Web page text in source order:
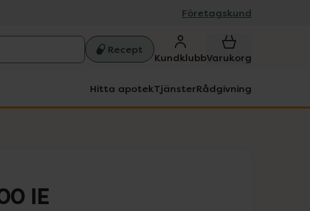
Företagskund
Recept
KundklubbVarukorg
Hitta apotekTjänsterRådgivning
IE